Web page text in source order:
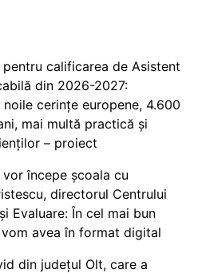
calificarea de Asistent
din 2026-2027:
cerințe europene, 4.600
mai multă practică și
– proiect
începe școala cu
directorul Centrului
Evaluare: În cel mai bun
avea în format digital
din județul Olt, care a